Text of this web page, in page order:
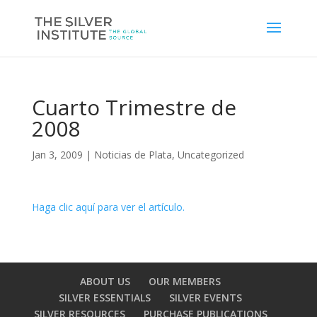
Cuarto Trimestre de
2008
Jan 3, 2009 | Noticias de Plata, Uncategorized
Haga clic aquí para ver el artículo.
ABOUT US
OUR MEMBERS
SILVER ESSENTIALS
SILVER EVENTS
SILVER RESOURCES
PURCHASE PUBLICATIONS